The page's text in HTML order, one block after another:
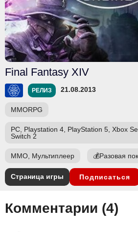
Final Fantasy XIV
РЕЛИЗ 21.08.2013
MMORPG
PC, Playstation 4, PlayStation 5, Xbox
Switch 2
ММО, Мультиплеер 💰Разовая
Страница игры Подписаться
Комментарии (4)